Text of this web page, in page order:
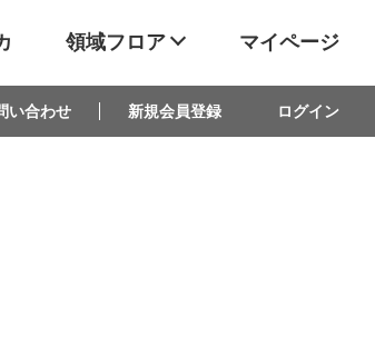
領域フロア マイページ
い合わせ 新規会員登録 ログイン